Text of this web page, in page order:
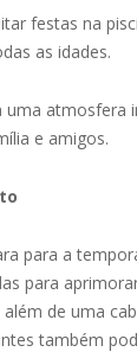
festas na
as idades.
uma atmosfera
e amigos.
para a
para
de uma
também